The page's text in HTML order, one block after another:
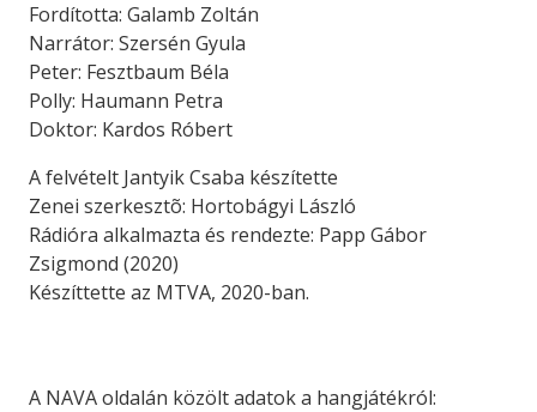
Fordította: Galamb Zoltán
Narrátor: Szersén Gyula
Peter: Fesztbaum Béla
Polly: Haumann Petra
Doktor: Kardos Róbert
A felvételt Jantyik Csaba készítette
Zenei szerkesztõ: Hortobágyi László
Rádióra alkalmazta és rendezte: Papp Gábor
Zsigmond (2020)
Készíttette az MTVA, 2020-ban.
A NAVA oldalán közölt adatok a hangjátékról: